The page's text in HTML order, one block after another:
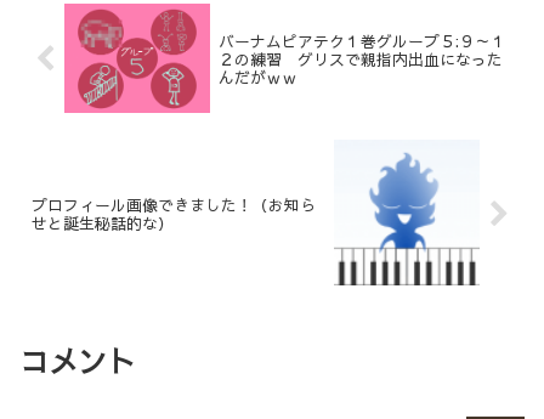
バーナムピアテク１巻グループ５:９～１
２の練習 グリスで親指内出血になった
んだがｗｗ
プロフィール画像できました！（お知ら
せと誕生秘話的な）
コメント